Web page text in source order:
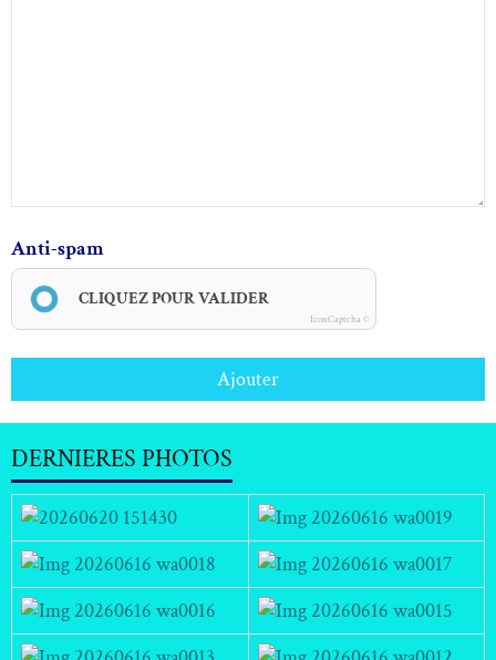
Anti-spam
CLIQUEZ POUR VALIDER
IconCaptcha ©
Ajouter
DERNIERES PHOTOS